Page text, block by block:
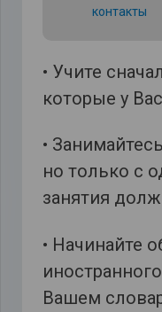
контакты
• Учите
которые у
•
но только с
занятия
• Начинайте
Вашем